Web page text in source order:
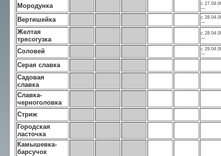
Мородунка
с
—
Вертишейка
с
—
Желтая
трясогузка
с
—
Соловей
с
—
Серая славка
Садовая
славка
Славка-
черноголовка
Стриж
Городская
ласточка
Камышевка-
барсучок